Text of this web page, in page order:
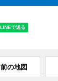
前の地図